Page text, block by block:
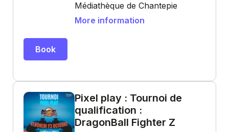
Médiathèque de Chantepie
More information
Book
Pixel play : Tournoi de
qualification :
DragonBall Fighter Z